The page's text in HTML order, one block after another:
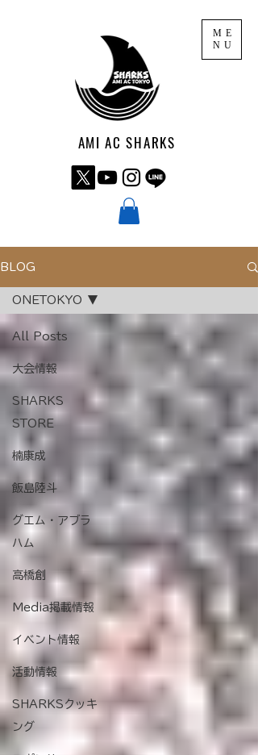
ME
NU
AMI AC SHARKS
BLOG
All Posts
大会情報
SHARKS
STORE
楠康成
飯島陸斗
グエム・アブラ
ハム
高橋創
Media掲載情報
イベント情報
活動情報
SHARKSクッキ
ング
ONETOKYO